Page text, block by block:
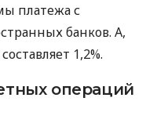
платежа с
банков. А,
1,2%.
операций